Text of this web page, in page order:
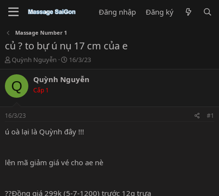
Đăng nhập Đăng ký
Massage Number 1
củ ? to bự ú nụ 17 cm của e
T
r
e
a
s
t
a
r
Quỳnh Nguyễn
N
à
y
16/3/23
Q Quỳnh Nguyễn
Cấp 1
16/3/23 #1
ú oà lại là Quỳnh đây !!!
lên mã giảm giá vé cho ae nè
??Đồng giá 299k (5-7-1200) trước 12g trưa